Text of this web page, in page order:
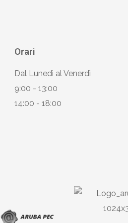
Orari
Dal Lunedì al Venerdì
9:00 - 13:00
14:00 - 18:00